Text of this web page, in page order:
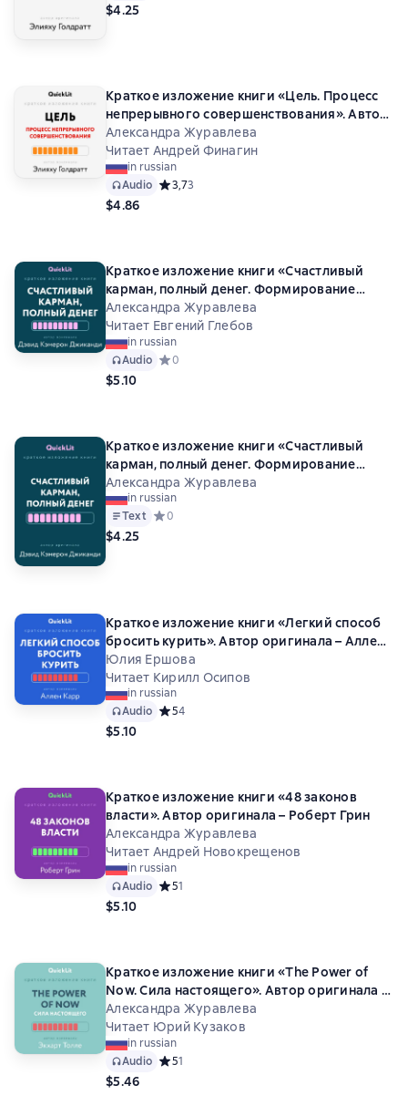
$4.25
Краткое изложение книги «Цель. Процесс
непрерывного совершенствования». Автор
оригинала ‒ Элияху Голдратт
Александра Журавлева
Читает Андрей Финагин
in russian
Audio Средний рейтинг 3,7 на основе 3 оценок
3,73
$4.86
Краткое изложение книги «Счастливый
карман, полный денег. Формирование
сознания изобилия». Автор оригинала –
Дэвид Кэмерон Джиканди
Александра Журавлева
Читает Евгений Глебов
in russian
Audio Средний рейтинг 0 на основе 0 оценок
0
$5.10
Краткое изложение книги «Счастливый
карман, полный денег. Формирование
сознания изобилия». Автор оригинала –
Дэвид Кэмерон Джиканди
Александра Журавлева
in russian
Text Средний рейтинг 0 на основе 0 оценок
0
$4.25
Краткое изложение книги «Легкий способ
бросить курить». Автор оригинала – Аллен
Карр
Юлия Ершова
Читает Кирилл Осипов
in russian
Audio Средний рейтинг 5 на основе 4 оценок
54
$5.10
Краткое изложение книги «48 законов
власти». Автор оригинала – Роберт Грин
Александра Журавлева
Читает Андрей Новокрещенов
in russian
Audio Средний рейтинг 5 на основе 1 оценок
51
$5.10
Краткое изложение книги «The Power of
Now. Сила настоящего». Автор оригинала –
Экхарт Толле
Александра Журавлева
Читает Юрий Кузаков
in russian
Audio Средний рейтинг 5 на основе 1 оценок
51
$5.46